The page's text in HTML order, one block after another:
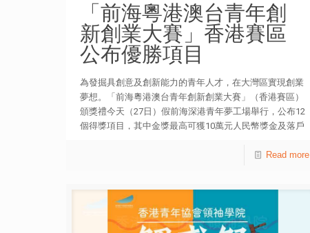
「前海粵港澳台青年創
新創業大賽」香港賽區
公布優勝項目
為發掘具創意及創新能力的青年人才，在大灣區實現創業
夢想。「前海粵港澳台青年創新創業大賽」（香港賽區）
頒獎禮今天（27日）假前海深港青年夢工場舉行，公布12
個得獎項目，其中金獎最高可獲10萬元人民幣獎金及落戶
前海服務集團及香港青年協會承辦；民政及青年事務局、
創團隊組，合共收到破紀錄的730人合共418份申請。經過
兩輪篩選，獲獎團隊涵蓋多個創新科技範疇，包括人工智
能、醫學、農業、健康及文創等。 初創團隊組金獎是新
Read more